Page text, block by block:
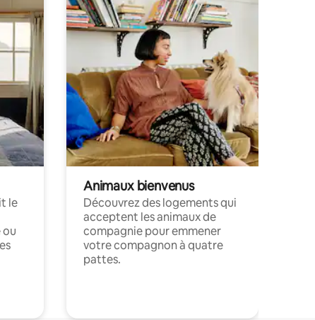
le
ou
Animaux bienvenus
Découvrez des logements qui
acceptent les animaux de
compagnie pour emmener
votre compagnon à quatre
pattes.